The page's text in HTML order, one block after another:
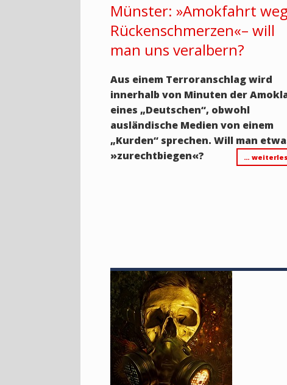
Münster: »Amokfahrt
Rückenschmerzen«– will
man uns veralbern?
Aus einem Terroranschlag wird
innerhalb von Minuten der
eines „Deutschen“, obwohl
ausländische Medien von einem
„Kurden“ sprechen. Will man
»zurechtbiegen«?
…